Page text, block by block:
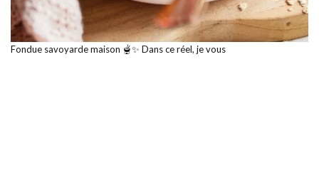
Fondue savoyarde maison 🫕✨ Dans ce réel, je vous